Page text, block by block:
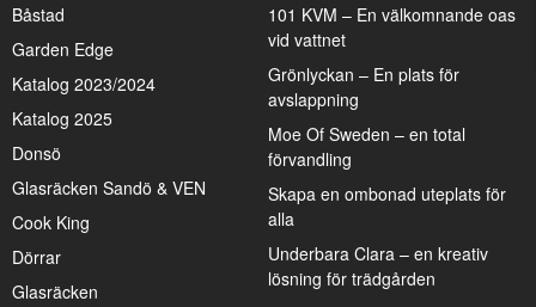
Båstad
Garden Edge
Katalog 2023/2024
Katalog 2025
Donsö
Glasräcken Sandö & VEN
Cook King
Dörrar
Glasräcken
101 KVM – En välkomnande oas
vid vattnet
Grönlyckan – En plats för
avslappning
Moe Of Sweden – en total
förvandling
Skapa en ombonad uteplats för
alla
Underbara Clara – en kreativ
lösning för trädgården